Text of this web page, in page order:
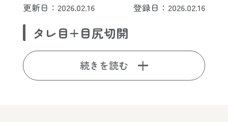
更新日：2026.02.16 登録日：2026.02.16
タレ目+目尻切開
続きを読む